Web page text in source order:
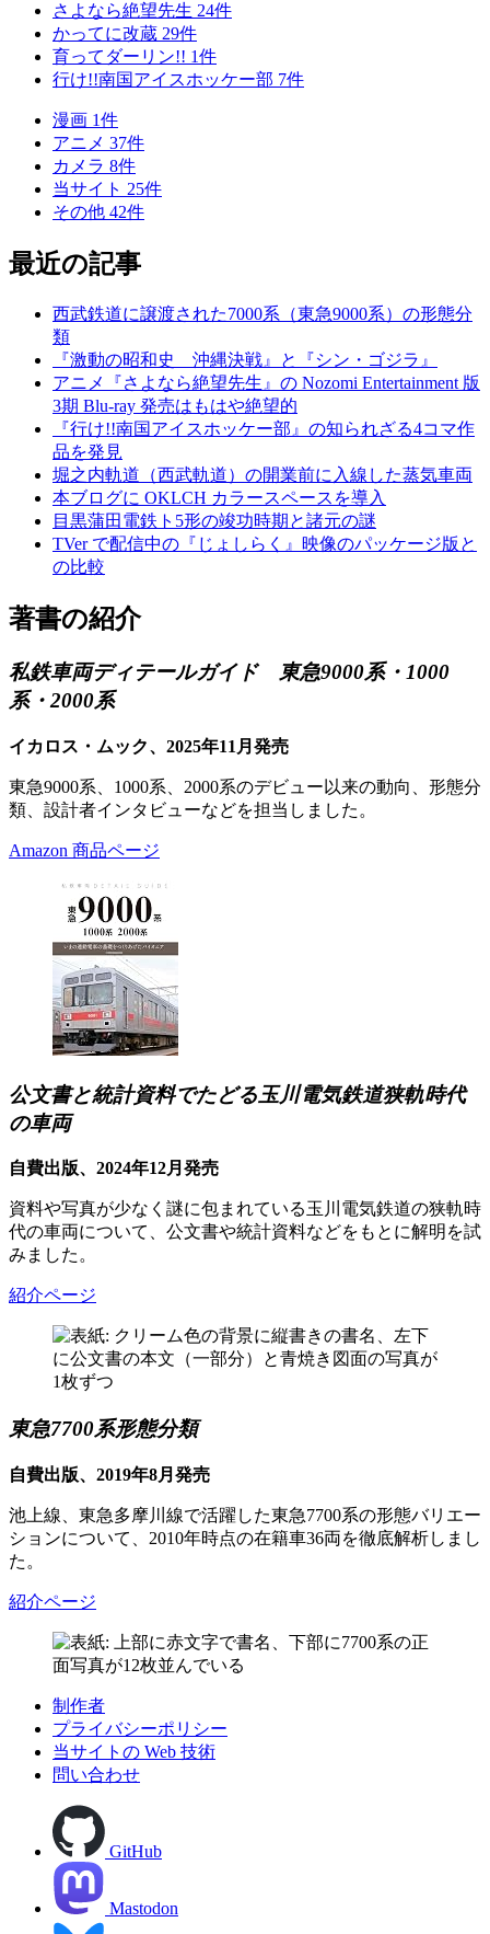
さよなら絶望先生 24件
かってに改蔵 29件
育ってダーリン!! 1件
行け!!南国アイスホッケー部 7件
漫画 1件
アニメ 37件
カメラ 8件
当サイト 25件
その他 42件
最近の記事
西武鉄道に譲渡された7000系（東急9000系）の形態分
類
『激動の昭和史 沖縄決戦』と『シン・ゴジラ』
アニメ『さよなら絶望先生』の Nozomi Entertainment 版
3期 Blu-ray 発売はもはや絶望的
『行け!!南国アイスホッケー部』の知られざる4コマ作
品を発見
堀之内軌道（西武軌道）の開業前に入線した蒸気車両
本ブログに OKLCH カラースペースを導入
目黒蒲田電鉄ト5形の竣功時期と諸元の謎
TVer で配信中の『じょしらく』映像のパッケージ版と
の比較
著書の紹介
私鉄車両ディテールガイド 東急9000系・1000
系・2000系
イカロス・ムック、2025年11月発売
東急9000系、1000系、2000系のデビュー以来の動向、形態分
類、設計者インタビューなどを担当しました。
Amazon 商品ページ
公文書と統計資料でたどる玉川電気鉄道狭軌時代
の車両
自費出版、2024年12月発売
資料や写真が少なく謎に包まれている玉川電気鉄道の狭軌時
代の車両について、公文書や統計資料などをもとに解明を試
みました。
紹介ページ
東急7700系形態分類
自費出版、2019年8月発売
池上線、東急多摩川線で活躍した東急7700系の形態バリエー
ションについて、2010年時点の在籍車36両を徹底解析しまし
た。
紹介ページ
制作者
プライバシーポリシー
当サイトの Web 技術
問い合わせ
GitHub
Mastodon